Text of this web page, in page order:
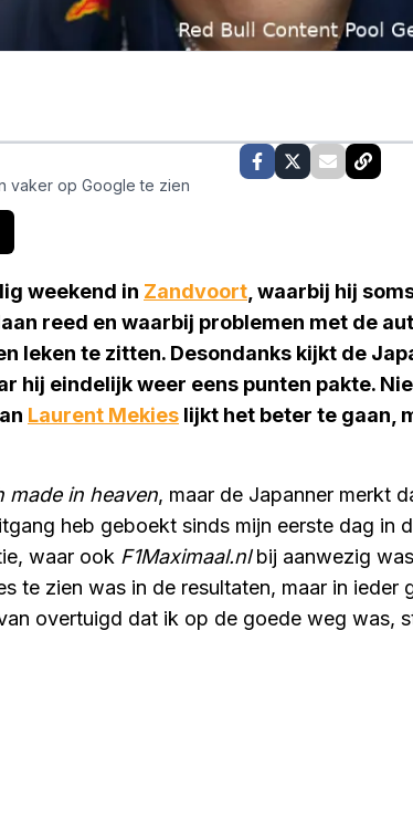
vaker op Google te zien
weekend in Zandvoort , waarbij hij
reed en waarbij problemen met de
leken te zitten. Desondanks kijkt de
hij eindelijk weer eens punten pakte.
Laurent Mekies lijkt het beter te gaan,
made in heaven, maar de Japanner merkt
heb geboekt sinds mijn eerste dag in
waar ook F1Maximaal.nlbij aanwezig
te zien was in de resultaten, maar in ieder
overtuigd dat ik op de goede weg was,